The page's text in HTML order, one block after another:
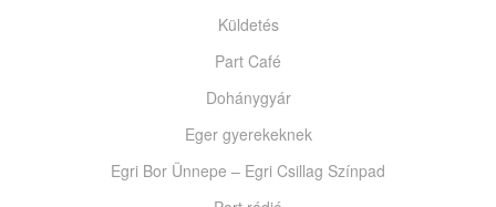
Küldetés
Part Café
Dohánygyár
Eger gyerekeknek
Egri Bor Ünnepe – Egri Csillag Színpad